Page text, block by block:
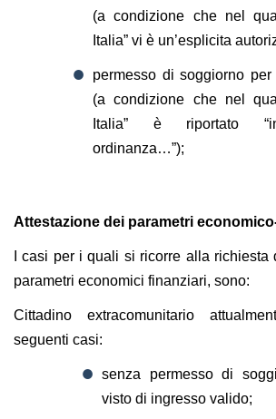
(a condizione che nel
Italia” vi è un’esplicita
permesso di soggiorno
(a condizione che nel
Italia” è riportato “in
ordinanza…”);
Attestazione dei parametri
I casi per i quali si ricorre alla richiesta
parametri economici finanziari, sono:
Cittadino extracomunitario
seguenti casi:
senza permesso di
visto di ingresso valido;